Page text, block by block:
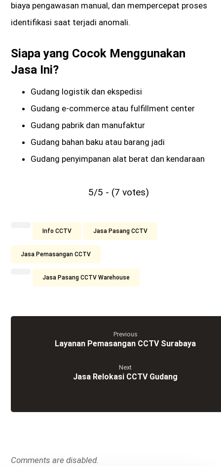
biaya pengawasan manual, dan mempercepat proses
identifikasi saat terjadi anomali.
Siapa yang Cocok Menggunakan
Jasa Ini?
Gudang logistik dan ekspedisi
Gudang e-commerce atau fulfillment center
Gudang pabrik dan manufaktur
Gudang bahan baku atau barang jadi
Gudang penyimpanan alat berat dan kendaraan
5/5 - (7 votes)
Info CCTV Jasa Pasang CCTV
Jasa Pemasangan CCTV
Jasa Pasang CCTV Warehouse
Previous
Layanan Pemasangan CCTV Surabaya
Next
Jasa Relokasi CCTV Gudang
Comments are disabled.